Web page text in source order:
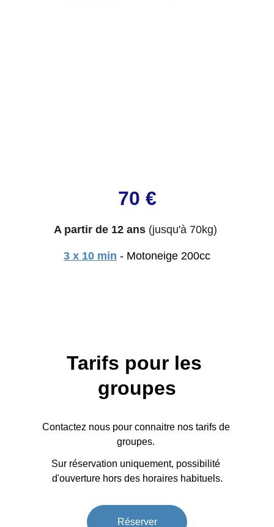
A partir de 12 ans (jusqu'à 70kg)
3 x 10 min - Motoneige 200cc
70 €
Tarifs pour les
groupes
Contactez nous pour connaitre nos tarifs de
groupes.
Sur réservation uniquement, possibilité
d'ouverture hors des horaires habituels.
Réserver